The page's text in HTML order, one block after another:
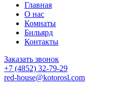
Главная
О нас
Комнаты
Бильярд
Контакты
Заказать звонок
+7 (4852) 32-79-29
red-house@kotorosl.com